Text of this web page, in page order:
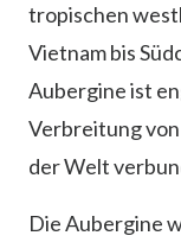
tropischen
Vietnam bis
Aubergine ist
Verbreitung von
der Welt
Die Aubergine